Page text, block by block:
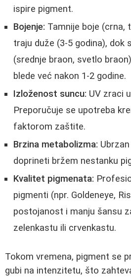
ispire pigment.
Bojenje: Tamnije boje (crna,
traju duže (3-5 godina), dok
(srednje braon, svetlo
blede već nakon 1-2 godine.
Izloženost suncu: UV zraci
Preporučuje se upotreba
faktorom zaštite.
Brzina metabolizma:
doprineti bržem nestanku
Kvalitet pigmenata:
pigmenti (npr. Goldeneye,
postojanost i manju šansu
zelenkastu ili crvenkastu.
Tokom vremena, pigment se
gubi na intenzitetu, što